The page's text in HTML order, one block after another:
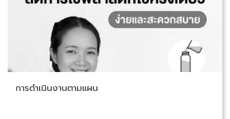
วันอาทิตย์ที่ 14 มิถุนายน 2569
การดำเนินงานตามแผน